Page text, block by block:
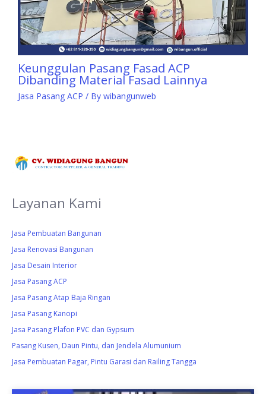
Keunggulan Pasang Fasad ACP
Dibanding Material Fasad Lainnya
Jasa Pasang ACP / By wibangunweb
Layanan Kami
Jasa Pembuatan Bangunan
Jasa Renovasi Bangunan
Jasa Desain Interior
Jasa Pasang ACP
Jasa Pasang Atap Baja Ringan
Jasa Pasang Kanopi
Jasa Pasang Plafon PVC dan Gypsum
Pasang Kusen, Daun Pintu, dan Jendela Alumunium
Jasa Pembuatan Pagar, Pintu Garasi dan Railing Tangga